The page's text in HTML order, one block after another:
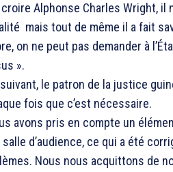
Alphonse Charles Wright,
mais tout de même il a fait
on ne peut pas demander à
».
le patron de la justice
fois que c’est nécessaire.
avons pris en compte un
salle d’audience, ce qui a été
Nous nous acquittons de